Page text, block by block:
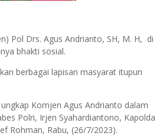
Pol Drs. Agus Andrianto, SH, M. H, di
bhakti sosial.
berbagai lapisan masyarat itupun
Komjen Agus Andrianto dalam
Polri, Irjen Syahardiantono, Kapolda
Rohman, Rabu, (26/7/2023).